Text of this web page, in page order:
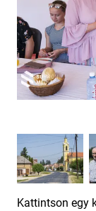
Kattintson egy